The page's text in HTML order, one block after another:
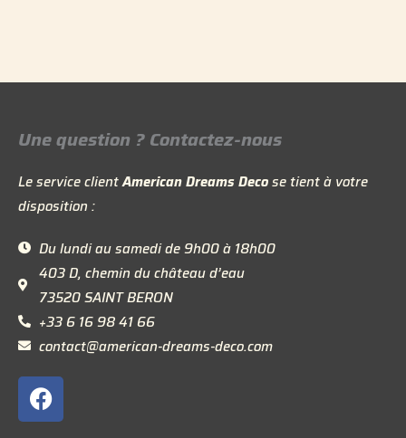
Une question ? Contactez-nous
Le service clientAmerican Dreams Decose tient à votre
disposition :
Du lundi au samedi de 9h00 à 18h00
403 D, chemin du château d’eau
73520 SAINT BERON
+33 6 16 98 41 66
contact@american-dreams-deco.com
F
a